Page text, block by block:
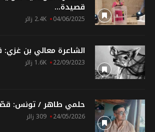
قصيدة...
04/06/2025 2.4K زائر
الشاعرة معالي بن غزي:
22/09/2023 1.6K زائر
حلمي طاهر / تونس:
24/05/2026 309 زائر